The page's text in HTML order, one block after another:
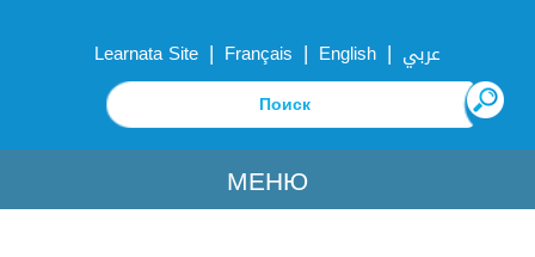
Learnata Site | Français | English | عربي
МЕНЮ